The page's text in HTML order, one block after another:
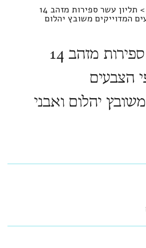
> תליון עשר ספירות מזהב 14
המדוייקים משובץ יהלום
תליון עשר ספירות מזהב 14
הצבעים
יהלום ואבני